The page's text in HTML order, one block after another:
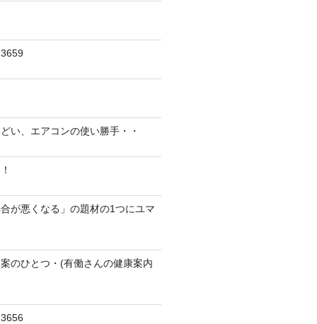
い、エアコンの使い勝手・・
が悪くなる」の題材の1つにユマ
のひとつ・(有働さんの健康案内